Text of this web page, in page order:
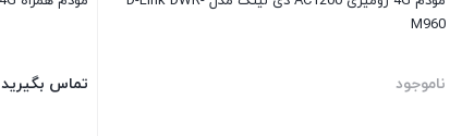
M960
ناموجود تماس بگیرید